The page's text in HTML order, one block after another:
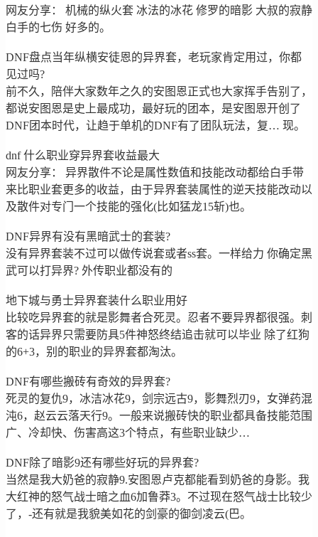
网友分享： 机械的纵火套 冰法的冰花 修罗的暗影 大叔的寂静
白手的七伤 好多的。
DNF盘点当年纵横安徒恩的异界套，老玩家肯定用过，你都
见过吗?
前不久，陪伴大家数年之久的安图恩正式也大家挥手告别了，
都说安图恩是史上最成功，最好玩的团本，是安图恩开创了
DNF团本时代，让趋于单机的DNF有了团队玩法，复… 现。
dnf 什么职业穿异界套收益最大
网友分享： 异界散件不论是属性数值和技能改动都给白手带
来比职业套更多的收益，由于异界套装属性的逆天技能改动以
及散件对专门一个技能的强化(比如猛龙15斩)也。
DNF异界有没有黑暗武士的套装?
没有异界套装不过可以做传说套或者ss套。一样给力 你确定黑
武可以打异界? 外传职业都没有的
地下城与勇士异界套装什么职业用好
比较吃异界套的就是影舞者合死灵。忍者不要异界都很强。刺
客的话异界只需要防具5件神怒终结追击就可以毕业 除了红狗
的6+3，别的职业的异界套都淘汰。
DNF有哪些搬砖有奇效的异界套?
死灵的复仇9，冰洁冰花9，剑宗远古9，影舞烈刃9，女弹药混
沌6，赵云云落天行9。一般来说搬砖快的职业都具备技能范围
广、冷却快、伤害高这3个特点，有些职业缺少…
DNF除了暗影9还有哪些好玩的异界套?
当然是我大奶爸的寂静9.安图恩卢克都能看到奶爸的身影。我
大红神的怒气战士暗之血6加鲁莽3。不过现在怒气战士比较少
了，-还有就是我貌美如花的剑豪的御剑凌云(巴。